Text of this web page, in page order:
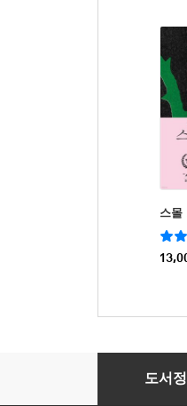
스몰
감정의 뇌과학
도서